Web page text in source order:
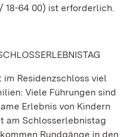
18-64 00) ist erforderlich.
Residenzschloss viel
Viele Führungen sind
Erlebnis von Kindern
am Schlosserlebnistag
Rundgänge in den